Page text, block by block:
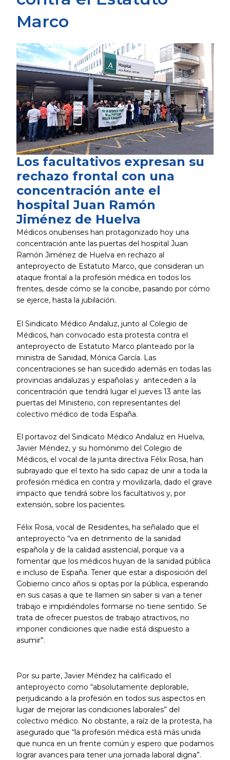
Marco
Los facultativos expresan su
rechazo frontal con una
concentración ante el
hospital Juan Ramón
Jiménez de Huelva
Médicos onubenses han protagonizado hoy una
concentración ante las puertas del hospital Juan
Ramón Jiménez de Huelva en rechazo al
anteproyecto de Estatuto Marco, que consideran un
ataque frontal a la profesión médica en todos los
frentes, desde cómo se la concibe, pasando por cómo
se ejerce, hasta la jubilación.
El Sindicato Médico Andaluz, junto al Colegio de
Médicos, han convocado esta protesta contra el
anteproyecto de Estatuto Marco planteado por la
ministra de Sanidad, Mónica García. Las
concentraciones se han sucedido además en todas las
provincias andaluzas y españolas y anteceden a la
concentración que tendrá lugar el jueves 13 ante las
puertas del Ministerio, con representantes del
colectivo médico de toda España.
El portavoz del Sindicato Médico Andaluz en Huelva,
Javier Méndez, y su homónimo del Colegio de
Médicos, el vocal de la junta directiva Félix Rosa, han
subrayado que el texto ha sido capaz de unir a toda la
profesión médica en contra y movilizarla, dado el grave
impacto que tendrá sobre los facultativos y, por
extensión, sobre los pacientes.
Félix Rosa, vocal de Residentes, ha señalado que el
anteproyecto “va en detrimento de la sanidad
española y de la calidad asistencial, porque va a
fomentar que los médicos huyan de la sanidad pública
e incluso de España. Tener que estar a disposición del
Gobierno cinco años si optas por la pública, esperando
en sus casas a que te llamen sin saber si van a tener
trabajo e impidiéndoles formarse no tiene sentido. Se
trata de ofrecer puestos de trabajo atractivos, no
imponer condiciones que nadie está dispuesto a
asumir”.
Por su parte, Javier Méndez ha calificado el
anteproyecto como “absolutamente deplorable,
perjudicando a la profesión en todos sus aspectos en
lugar de mejorar las condiciones laborales” del
colectivo médico. No obstante, a raíz de la protesta, ha
asegurado que “la profesión médica está más unida
que nunca en un frente común y espero que podamos
lograr avances para tener una jornada laboral digna”.